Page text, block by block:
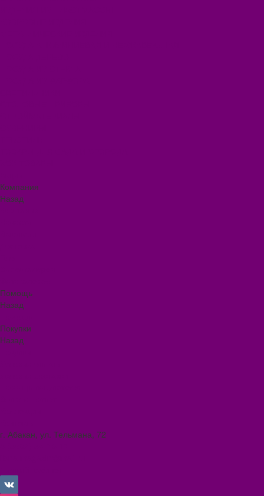
Компания
Назад
Помощь
Назад
Покупки
Назад
г. Абакан, ул. Тельмана, 72